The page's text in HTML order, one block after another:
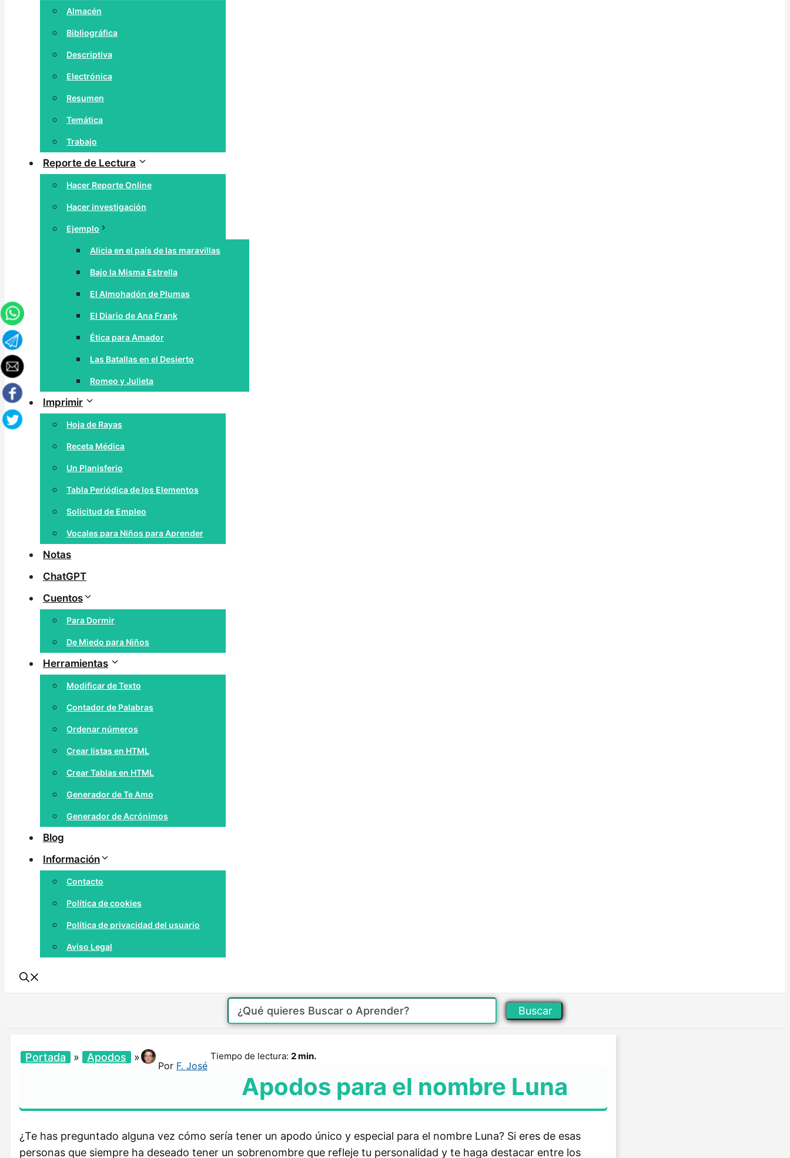
Almacén
Bibliográfica
Descriptiva
Electrónica
Resumen
Temática
Trabajo
Reporte de Lectura
Hacer Reporte Online
Hacer investigación
Ejemplo
Alicia en el país de las maravillas
Bajo la Misma Estrella
El Almohadón de Plumas
El Diario de Ana Frank
Ética para Amador
Las Batallas en el Desierto
Romeo y Julieta
Imprimir
Hoja de Rayas
Receta Médica
Un Planisferio
Tabla Periódica de los Elementos
Solicitud de Empleo
Vocales para Niños para Aprender
Notas
ChatGPT
Cuentos
Para Dormir
De Miedo para Niños
Herramientas
Modificar de Texto
Contador de Palabras
Ordenar números
Crear listas en HTML
Crear Tablas en HTML
Generador de Te Amo
Generador de Acrónimos
Blog
Información
Contacto
Política de cookies
Política de privacidad del usuario
Aviso Legal
Buscar
Portada » Apodos »
Por F. José
Tiempo de lectura: 2 min.
Apodos para el nombre Luna
¿Te has preguntado alguna vez cómo sería tener un apodo único y especial para el nombre Luna? Si eres de esas
personas que siempre ha deseado tener un sobrenombre que refleje tu personalidad y te haga destacar entre los